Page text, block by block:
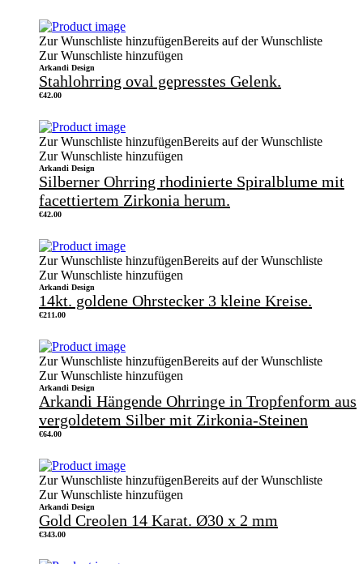
Zur Wunschliste hinzufügenBereits auf der Wunschliste
Zur Wunschliste hinzufügen
Arkandi Design
Stahlohrring oval gepresstes Gelenk.
€42.00
Zur Wunschliste hinzufügenBereits auf der Wunschliste
Zur Wunschliste hinzufügen
Arkandi Design
Silberner Ohrring rhodinierte Spiralblume mit
facettiertem Zirkonia herum.
€42.00
Zur Wunschliste hinzufügenBereits auf der Wunschliste
Zur Wunschliste hinzufügen
Arkandi Design
14kt. goldene Ohrstecker 3 kleine Kreise.
€211.00
Zur Wunschliste hinzufügenBereits auf der Wunschliste
Zur Wunschliste hinzufügen
Arkandi Design
Arkandi Hängende Ohrringe in Tropfenform aus
vergoldetem Silber mit Zirkonia-Steinen
€64.00
Zur Wunschliste hinzufügenBereits auf der Wunschliste
Zur Wunschliste hinzufügen
Arkandi Design
Gold Creolen 14 Karat. Ø30 x 2 mm
€343.00